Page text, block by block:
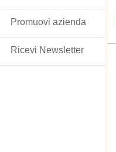
Promuovi azienda
Ricevi Newsletter